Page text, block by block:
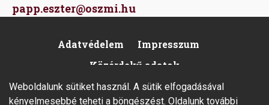
papp.eszter@oszmi.hu
Footer
Adatvédelem
Impresszum
Közérdekű adatok
Weboldalunk sütiket használ. A sütik elfogadásával
kényelmesebbé teheti a böngészést. Oldalunk további